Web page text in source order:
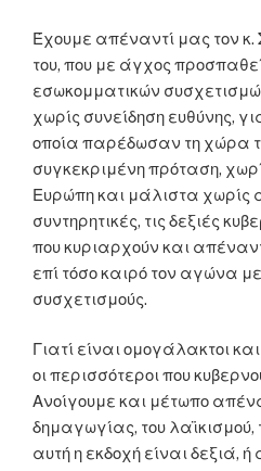
Έχουμε απέναντί μας τον
του, που με άγχος
εσωκομματικών
χωρίς συνείδηση ευθύνης,
οποία παρέδωσαν τη χώρα
συγκεκριμένη πρόταση,
Ευρώπη και μάλιστα χωρίς
συντηρητικές, τις δεξιές
που κυριαρχούν και
επί τόσο καιρό τον αγώνα
συσχετισμούς.
Γιατί είναι ομογάλακτοι
οι περισσότεροι που
Ανοίγουμε και μέτωπο
δημαγωγίας, του λαϊκισμού,
αυτή η εκδοχή είναι δεξιά,